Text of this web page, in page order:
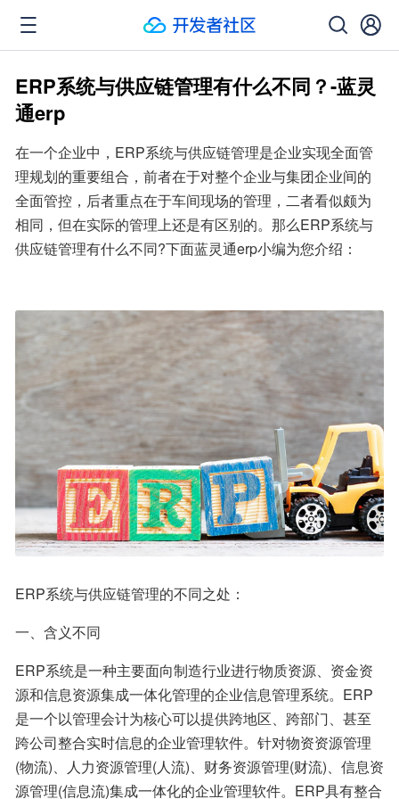
ERP系统与供应链管理有什么不同？-蓝灵
通erp
在一个企业中，ERP系统与供应链管理是企业实现全面管
理规划的重要组合，前者在于对整个企业与集团企业间的
全面管控，后者重点在于车间现场的管理，二者看似颇为
相同，但在实际的管理上还是有区别的。那么ERP系统与
供应链管理有什么不同?下面蓝灵通erp小编为您介绍：
ERP系统与供应链管理的不同之处：
一、含义不同
ERP系统是一种主要面向制造行业进行物质资源、资金资
源和信息资源集成一体化管理的企业信息管理系统。ERP
是一个以管理会计为核心可以提供跨地区、跨部门、甚至
跨公司整合实时信息的企业管理软件。针对物资资源管理
(物流)、人力资源管理(人流)、财务资源管理(财流)、信息资
源管理(信息流)集成一体化的企业管理软件。ERP具有整合